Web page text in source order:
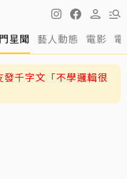
星聞 藝人動態 電影
千字文「不學邏輯很